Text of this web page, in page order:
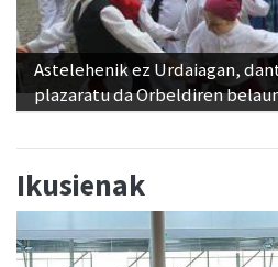
Astelehenik ez Urdaiagan,
plazaratu da Orbeldiren
Ikusienak